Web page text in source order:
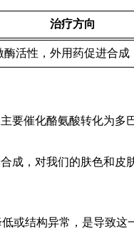
治疗方向
酶活性，外用药促进合成
要催化酪氨酸转化为
成，对我们的肤色和皮
结构异常，是导致这